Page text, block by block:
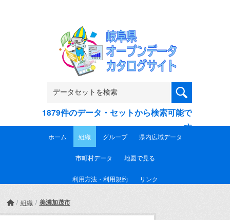
1879件のデータ・セットから検索可能で
す
ホーム 組織 グループ 県内広域データ
市町村データ 地図で見る
利用方法・利用規約 リンク
組織 美濃加茂市